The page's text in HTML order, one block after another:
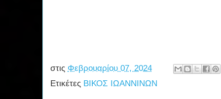
στις Φεβρουαρίου 07, 2024
Ετικέτες ΒΙΚΟΣ ΙΩΑΝΝΙΝΩΝ